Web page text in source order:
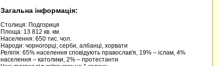
Загальна інформація:
Столиця: Подгориця
Площа: 13 812 кв. км.
Населення: 650 тис. чол.
Народи: чорногорці, серби, албанці, хорвати
Релігія: 65% населення сповідують православ'я, 19% – іслам, 4%
населення – католики, 2% – протестанти